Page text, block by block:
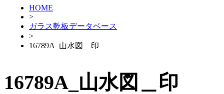
HOME
>
ガラス乾板データベース
>
16789A_山水図＿印
16789A_山水図＿印